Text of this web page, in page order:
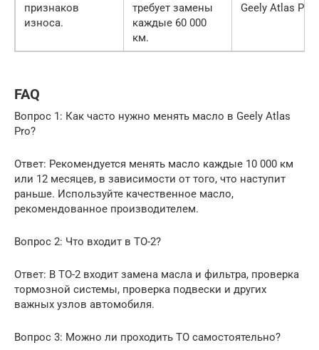
признаков
износа.
требует замены
каждые 60 000
км.
Geely Atlas Pro
FAQ
Вопрос 1: Как часто нужно менять масло в Geely Atlas
Pro?
Ответ: Рекомендуется менять масло каждые 10 000 км
или 12 месяцев, в зависимости от того, что наступит
раньше. Используйте качественное масло,
рекомендованное производителем.
Вопрос 2: Что входит в ТО-2?
Ответ: В ТО-2 входит замена масла и фильтра, проверка
тормозной системы, проверка подвески и других
важных узлов автомобиля.
Вопрос 3: Можно ли проходить ТО самостоятельно?